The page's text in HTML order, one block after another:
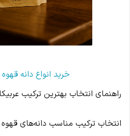
خرید انواع دانه
راهنمای انتخاب بهترین ترکیب
انتخاب ترکیب مناسب دانه‌های